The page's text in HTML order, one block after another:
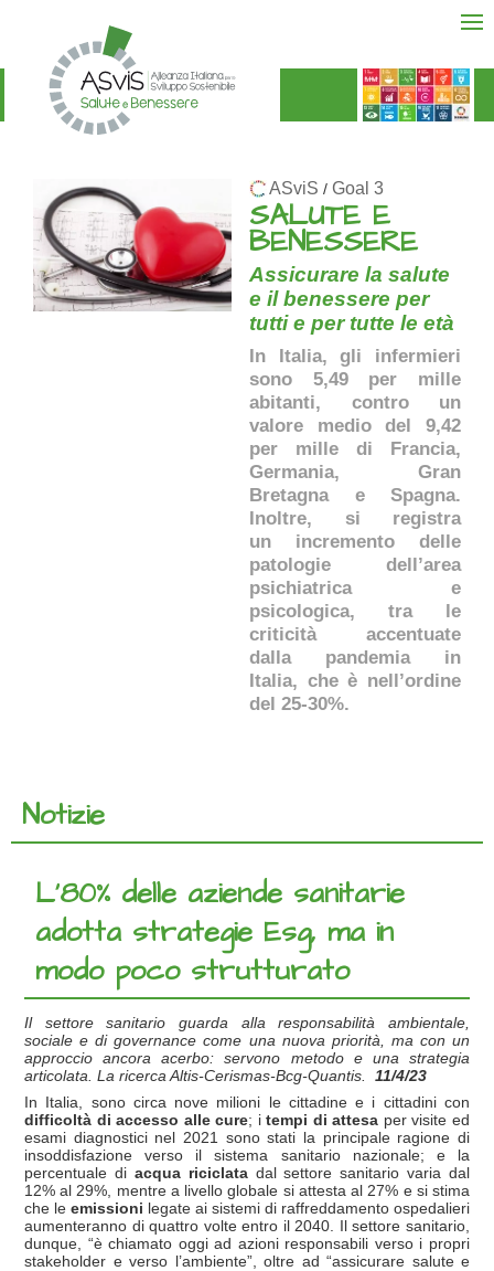
ASviS / Goal 3
SALUTE E
BENESSERE
Assicurare la salute
e il benessere per
tutti e per tutte le età
In Italia, gli infermieri
sono 5,49 per mille
abitanti, contro un
valore medio del 9,42
per mille di Francia,
Germania, Gran
Bretagna e Spagna.
Inoltre, si registra
un incremento delle
patologie dell’area
psichiatrica e
psicologica, tra le
criticità accentuate
dalla pandemia in
Italia, che è nell’ordine
del 25-30%.
Notizie
L'80% delle aziende sanitarie
adotta strategie Esg, ma in
modo poco strutturato
Il settore sanitario guarda alla responsabilità ambientale,
sociale e di governance come una nuova priorità, ma con un
approccioancora acerbo: servono metodo e una strategia
articolata. La ricerca Altis-Cerismas-Bcg-Quantis. 11/4/23
In Italia, sono circa nove milioni le cittadine e i cittadini con
difficoltà di accesso alle cure; itempi di attesa per visite ed
esami diagnostici nel 2021 sono stati la principale ragione di
insoddisfazione verso il sistema sanitario nazionale; e la
percentuale di acqua riciclatadal settore sanitario varia dal
12% al 29%, mentre a livello globale si attesta al 27% e si stima
che le emissioni legate ai sistemi di raffreddamento ospedalieri
aumenteranno di quattro volte entro il 2040. Il settore sanitario,
dunque, “è chiamato oggi ad azioni responsabili verso i propri
stakeholder e verso l’ambiente”, oltre ad “assicurare salute e